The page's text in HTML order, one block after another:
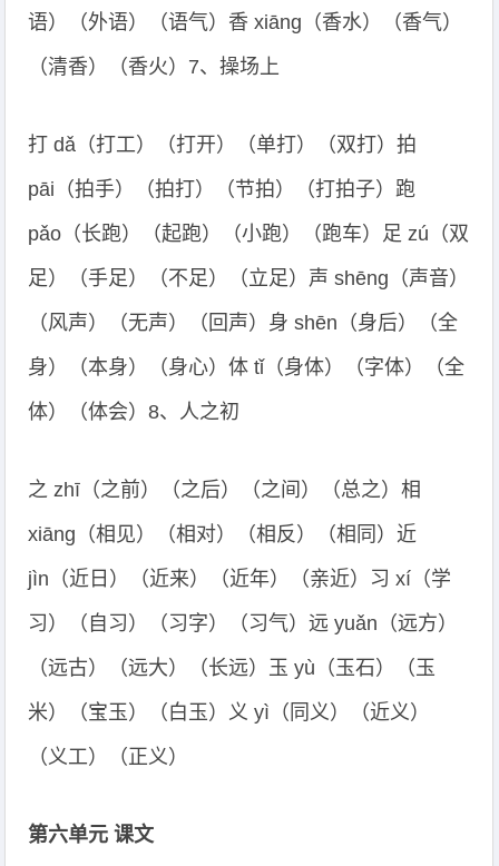
语）（外语）（语气）香 xiāng（香水）（香气）
（清香）（香火）7、操场上
打 dǎ（打工）（打开）（单打）（双打）拍
pāi（拍手）（拍打）（节拍）（打拍子）跑
pǎo（长跑）（起跑）（小跑）（跑车）足 zú（双
足）（手足）（不足）（立足）声 shēng（声音）
（风声）（无声）（回声）身 shēn（身后）（全
身）（本身）（身心）体 tǐ（身体）（字体）（全
体）（体会）8、人之初
之 zhī（之前）（之后）（之间）（总之）相
xiāng（相见）（相对）（相反）（相同）近
jìn（近日）（近来）（近年）（亲近）习 xí（学
习）（自习）（习字）（习气）远 yuǎn（远方）
（远古）（远大）（长远）玉 yù（玉石）（玉
米）（宝玉）（白玉）义 yì（同义）（近义）
（义工）（正义）
第六单元 课文